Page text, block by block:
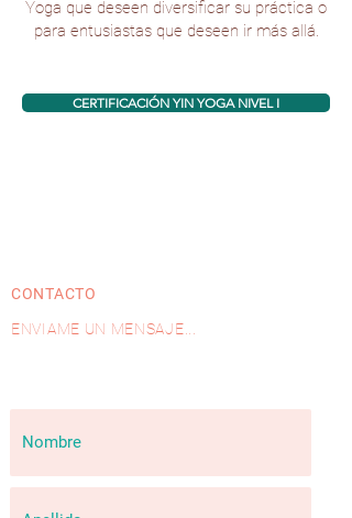
Yoga que deseen diversificar su práctica o
para entusiastas que deseen ir más allá.
CERTIFICACIÓN YIN YOGA NIVEL I
CONTACTO
ENVIAME UN MENSAJE...